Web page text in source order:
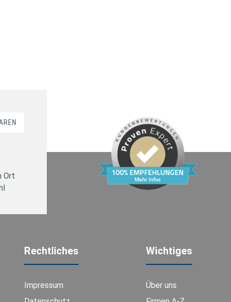
Ort
Rechtliches
Impressum
Wichtiges
Über uns